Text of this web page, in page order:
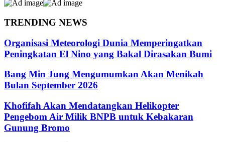
TRENDING NEWS
Organisasi Meteorologi Dunia Memperingatkan
Peningkatan El Nino yang Bakal Dirasakan Bumi
Bang Min Jung Mengumumkan Akan Menikah
Bulan September 2026
Khofifah Akan Mendatangkan Helikopter
Pengebom Air Milik BNPB untuk Kebakaran
Gunung Bromo